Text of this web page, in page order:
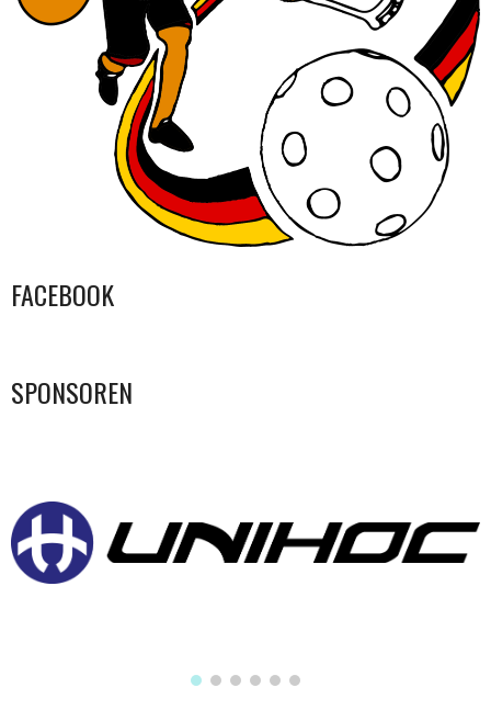
FACEBOOK
SPONSOREN